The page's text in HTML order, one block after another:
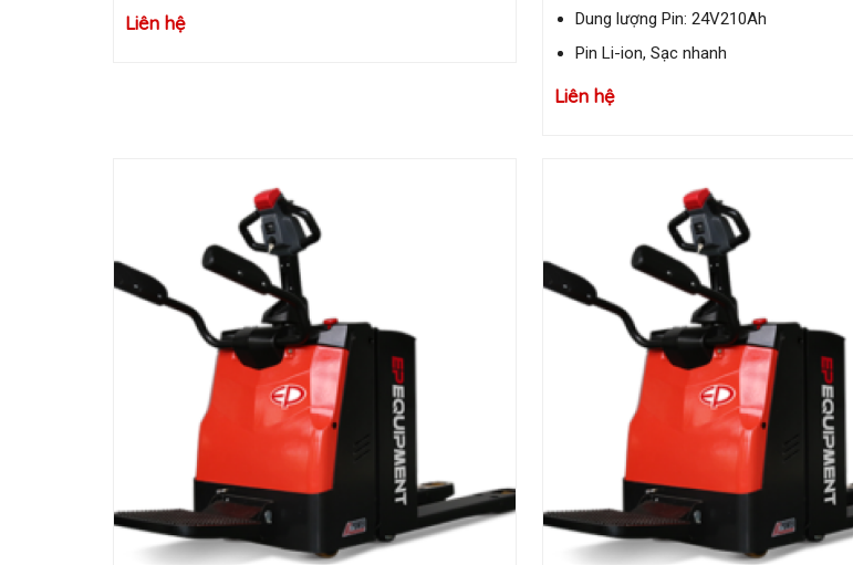
Liên hệ
Dung lượng Pin: 24V210Ah
Pin Li-ion, Sạc nhanh
Liên hệ